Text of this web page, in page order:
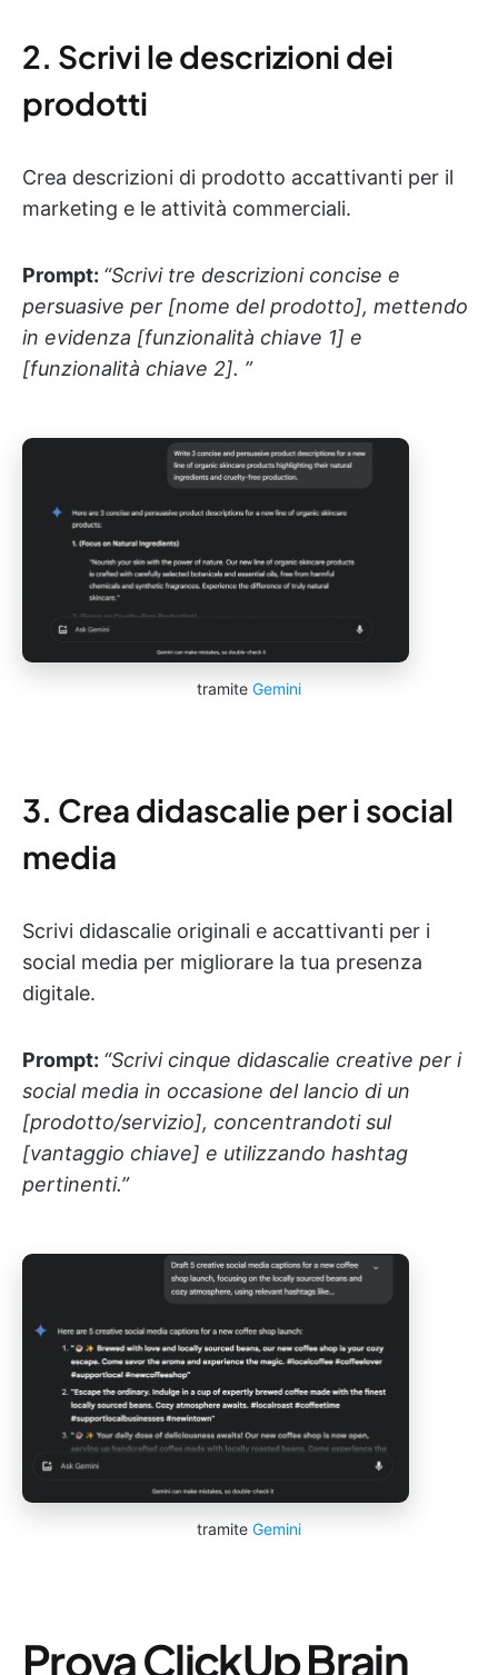
2. Scrivi le descrizioni dei
prodotti
Crea descrizioni di prodotto accattivanti per il
marketing e le attività commerciali.
Prompt: “Scrivi tre descrizioni concise e
persuasive per [nome del prodotto], mettendo
in evidenza [funzionalità chiave 1] e
[funzionalità chiave 2]. ”
tramite Gemini
3. Crea didascalie per i social
media
Scrivi didascalie originali e accattivanti per i
social media per migliorare la tua presenza
digitale.
Prompt: “Scrivi cinque didascalie creative per i
social media in occasione del lancio di un
[prodotto/servizio], concentrandoti sul
[vantaggio chiave] e utilizzando hashtag
pertinenti.”
tramite Gemini
Prova ClickUp Brain